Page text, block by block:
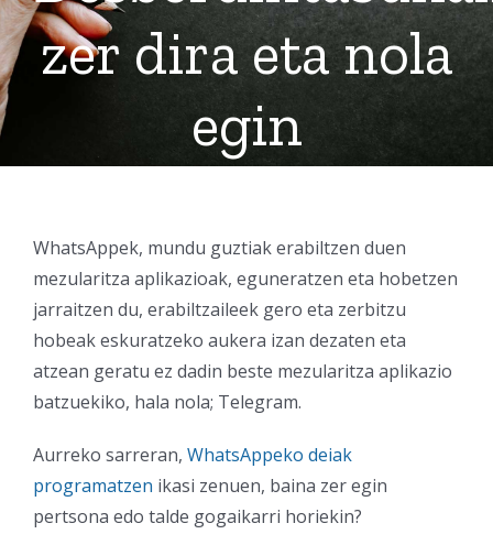
zer dira eta nola
egin
WhatsAppek, mundu guztiak erabiltzen duen
mezularitza aplikazioak, eguneratzen eta hobetzen
jarraitzen du, erabiltzaileek gero eta zerbitzu
hobeak eskuratzeko aukera izan dezaten eta
atzean geratu ez dadin beste mezularitza aplikazio
batzuekiko, hala nola; Telegram.
Aurreko sarreran, WhatsAppeko deiak
programatzen ikasi zenuen, baina zer egin
pertsona edo talde gogaikarri horiekin?